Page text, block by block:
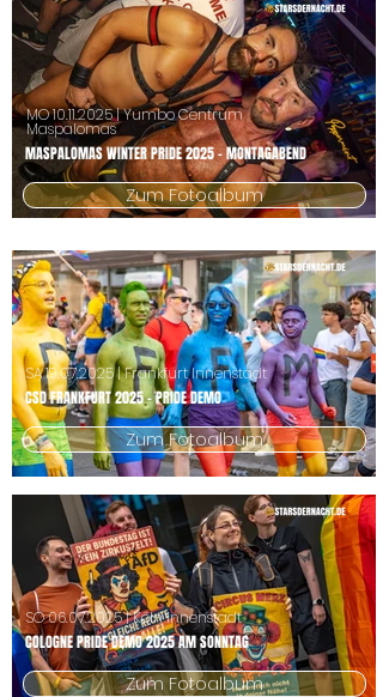
MASPALOMAS WINTER PRIDE 2025 - MONTAGABEND
MO10.11.2025| Yumbo Centrum
Maspalomas
Zum Fotoalbum
CSD FRANKFURT 2025 - PRIDE DEMO
SA19.07.2025| Frankfurt Innenstadt
Zum Fotoalbum
COLOGNE PRIDE DEMO 2025 AM SONNTAG
SO06.07.2025| Köln Innenstadt
Zum Fotoalbum